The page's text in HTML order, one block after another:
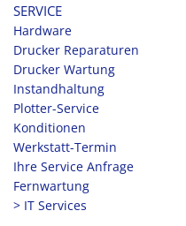
SERVICE
Hardware
Drucker Reparaturen
Drucker Wartung
Instandhaltung
Plotter-Service
Konditionen
Werkstatt-Termin
Ihre Service Anfrage
Fernwartung
> IT Services